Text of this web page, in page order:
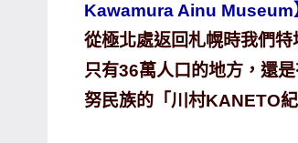
節
目
主
Kawamura Ainu Museum
從極北處返回札幌時我們
只有36萬人口的地方，還
努民族的「川村KANETO